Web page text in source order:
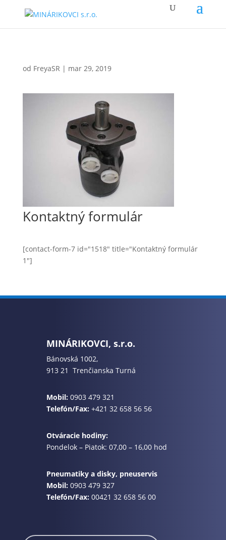
od FreyaSR | mar 29, 2019
Kontaktný formulár
[contact-form-7 id="1518" title="Kontaktný formulár
1"]
MINÁRIKOVCI, s.r.o.
Bánovská 1002,
913 21 Trenčianska Turná
Mobil: 0903 479 321
Telefón/Fax:+421 32 658 56 56
Otváracie hodiny:
Pondelok – Piatok: 07,00 – 16,00 hod
Pneumatiky a disky, pneuservis
Mobil: 0903 479 327
Telefón/Fax:00421 32 658 56 00